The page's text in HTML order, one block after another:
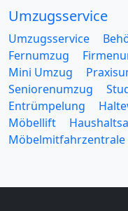
Umzugsservice
Umzugsservice
Fernumzug
Mini Umzug
Seniorenumzug
Entrümpelung
Möbellift
Möbelmitfahrzentrale